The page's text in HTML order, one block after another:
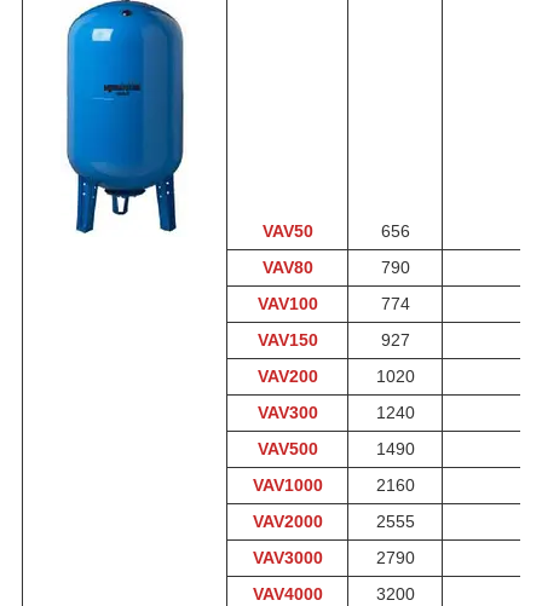
VAV50
656
VAV80
790
VAV100
774
VAV150
927
VAV200
1020
VAV300
1240
VAV500
1490
VAV1000
2160
VAV2000
2555
VAV3000
2790
VAV4000
3200